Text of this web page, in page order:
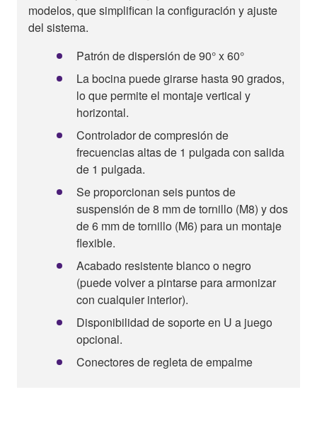
modelos, que simplifican la configuración y ajuste
del sistema.
Patrón de dispersión de 90° x 60°
La bocina puede girarse hasta 90 grados,
lo que permite el montaje vertical y
horizontal.
Controlador de compresión de
frecuencias altas de 1 pulgada con salida
de 1 pulgada.
Se proporcionan seis puntos de
suspensión de 8 mm de tornillo (M8) y dos
de 6 mm de tornillo (M6) para un montaje
flexible.
Acabado resistente blanco o negro
(puede volver a pintarse para armonizar
con cualquier interior).
Disponibilidad de soporte en U a juego
opcional.
Conectores de regleta de empalme